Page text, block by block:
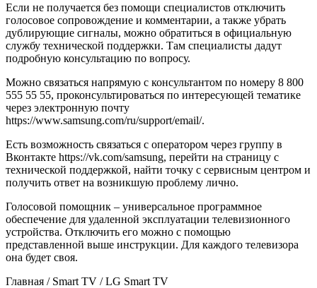
Если не получается без помощи специалистов отключить
голосовое сопровождение и комментарии, а также убрать
дублирующие сигналы, можно обратиться в официальную
службу технической поддержки. Там специалисты дадут
подробную консультацию по вопросу.
Можно связаться напрямую с консультантом по номеру 8 800
555 55 55, проконсультироваться по интересующей тематике
через электронную почту
https://www.samsung.com/ru/support/email/.
Есть возможность связаться с оператором через группу в
Вконтакте https://vk.com/samsung, перейти на страницу с
технической поддержкой, найти точку с сервисным центром и
получить ответ на возникшую проблему лично.
Голосовой помощник – универсальное программное
обеспечение для удаленной эксплуатации телевизионного
устройства. Отключить его можно с помощью
представленной выше инструкции. Для каждого телевизора
она будет своя.
Главная / Smart TV /LG Smart TV